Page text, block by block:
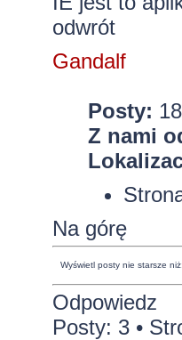
odwrót
Gandalf
Posty:
Z nami
Na górę
Wyświetl posty nie starsze niż:
Odpowiedz
Posty: 3 •